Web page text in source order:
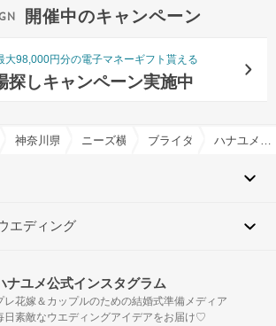
開催中のキャンペーン
大98,000円分の電子マネーギフト貰える
探しキャンペーン実施中
ユメ
結婚式場一覧
神奈川県横浜市の結婚式場一覧
ニーズ横浜元町 by T&G WEDDING(
ブライダルフェア一覧ハナユメベストレート【当館人気No1】オリジナルコース試食×上質おもてなし体験
エディング
ナユメ公式インスタグラム
レ花嫁＆カップルのための結婚式準備メディア
日素敵なウエディングアイデアをお届け♡